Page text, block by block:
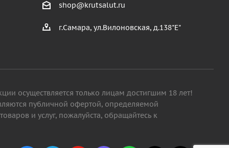
shop@krutsalut.ru
г.Самара, ул.Вилоновская, д.138"Е"
осуществляется только лицам достигшим 18 лет!
публичной офертой, определяемой
и услуг, пожалуйста, обращайтесь к